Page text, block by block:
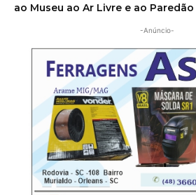
ao Museu ao Ar Livre e ao
-Anúncio-